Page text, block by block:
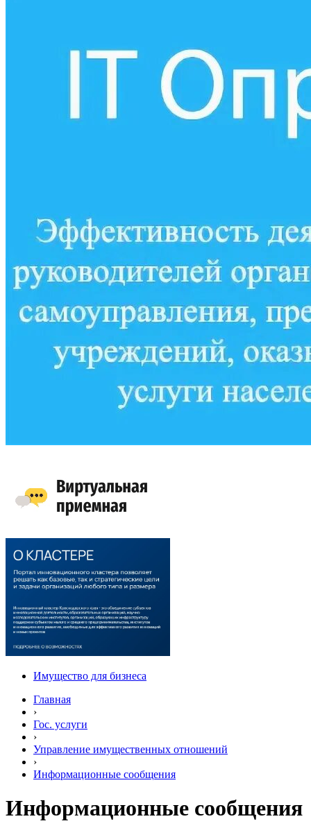
Имущество для бизнеса
Главная
›
Гос. услуги
›
Управление имущественных отношений
›
Информационные сообщения
Информационные сообщения